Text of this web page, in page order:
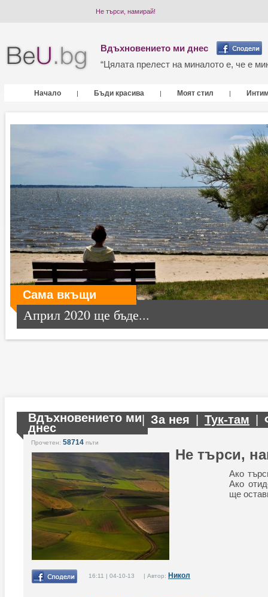
Не търси, намирай!
Вдъхновението ми днес
“Цялата прелест на миналото е, че е
Начало | Бъди красива | Моят стил |
Сама вкъщи
Април 2020 ще бъде...
Вдъхновението ми
днес
За нея Тук-там
Прочетен: 58714 пъти
Не търси,
Ако
Ако
ще
16:11 | 04-10-13 | Автор: Никол